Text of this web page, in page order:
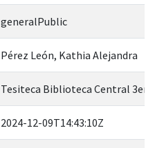
generalPublic
Pérez León, Kathia Alejandra
Tesiteca Biblioteca Central 3er
2024-12-09T14:43:10Z